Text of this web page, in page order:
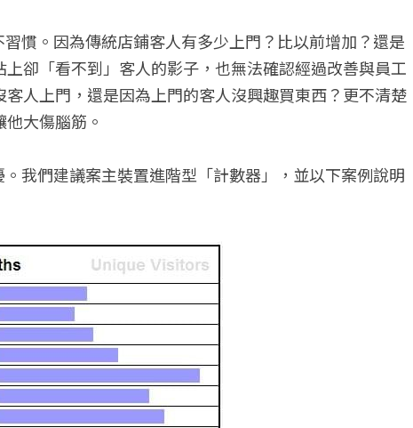
卻「看不到」客人的影子，也無法確認經過改善與員工
人上門，還是因為上門的客人沒興趣買東西？更不清楚
大傷腦筋。